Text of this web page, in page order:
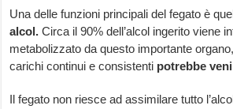
Una delle funzioni principali del fegato è
alcol.Circa il 90% dell’alcol ingerito viene
metabolizzato da questo importante
carichi continui e consistenti potrebbe
Il fegato non riesce ad assimilare tutto